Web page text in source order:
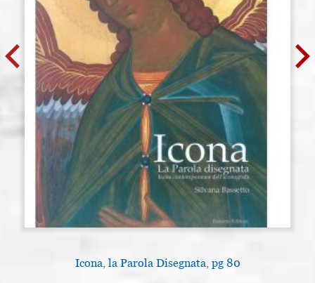
Icona, la Parola Disegnata, pg 80